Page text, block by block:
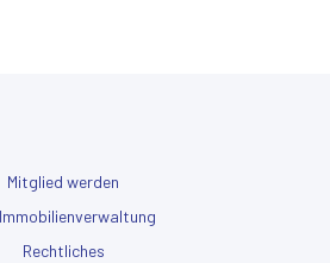
Mitglied werden
Immobilienverwaltung
Rechtliches